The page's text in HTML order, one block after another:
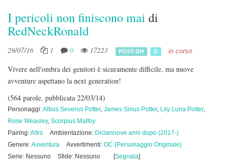
I pericoli non finiscono mai di
RedNeckRonald
29/07/16 1 0 17223 POST-DH G in corso
Vivere nell'ombra dei genitori è sicuramente difficile, ma nuove
avventure aspettano la next generation!
(564 parole, pubblicata 22/03/14)
Personaggi:Albus Severus Potter, James Sirius Potter, Lily Luna Potter,
Rose Weasley, Scorpius Malfoy
Pairing:Altro Ambientazione: Diciannove anni dopo (2017-)
Genere:Avventura Avvertimenti: OC (Personaggio Originale)
Serie: Nessuno
Sfide: Nessuno [Segnala]